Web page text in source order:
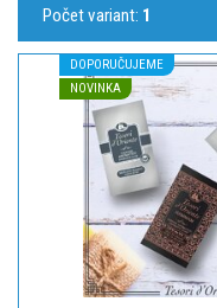
Počet variant: 1
DOPORUČUJEME
NOVINKA